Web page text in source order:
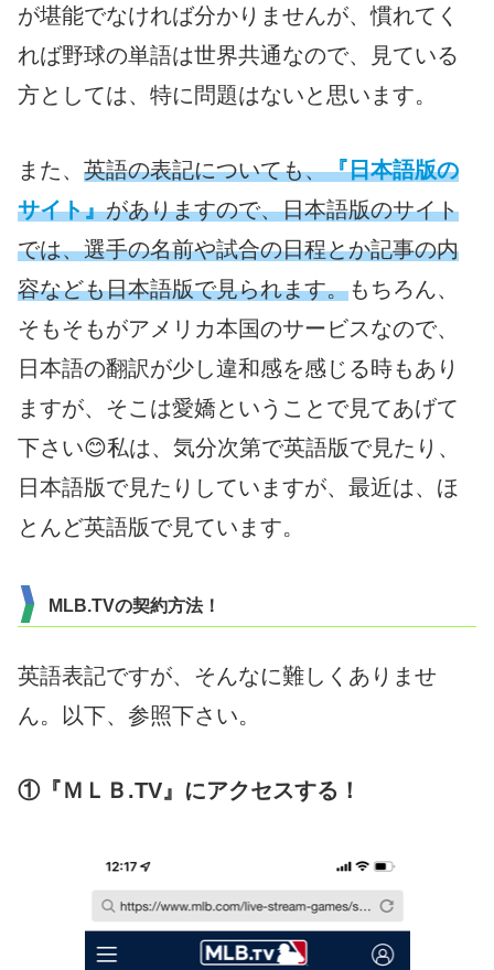
が堪能でなければ分かりませんが、慣れてく
れば野球の単語は世界共通なので、見ている
方としては、特に問題はないと思います。
また、 英語の表記についても、『日本語版の
サイト』がありますので、日本語版のサイト
では、選手の名前や試合の日程とか記事の内
容なども日本語版で見られます。もちろん、
そもそもがアメリカ本国のサービスなので、
日本語の翻訳が少し違和感を感じる時もあり
ますが、そこは愛嬌ということで見てあげて
下さい😊私は、気分次第で英語版で見たり、
日本語版で見たりしていますが、最近は、ほ
とんど英語版で見ています。
MLB.TVの契約方法！
英語表記ですが、そんなに難しくありませ
ん。以下、参照下さい。
①『ＭＬＢ.TV』にアクセスする！